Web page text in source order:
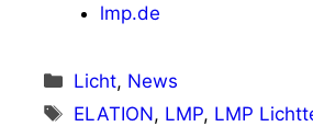
lmp.de
Kategorien
Licht, News
Schlagwörter
ELATION, LMP, LMP